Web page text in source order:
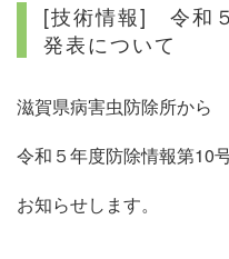
[技術情報] 令和
発表について
滋賀県病害虫防除所から
令和５年度防除情報第10
お知らせします。